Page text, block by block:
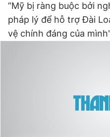
Tổng biên tập: Nguyễn Ngọc
Phó tổng biên tập thường trực:
Phó tổng biên tập: Lâm Hiếu
Phó tổng biên tập: Trần Việt
“Mỹ bị ràng buộc bởi
pháp lý để hỗ trợ Đài
vệ chính đáng của